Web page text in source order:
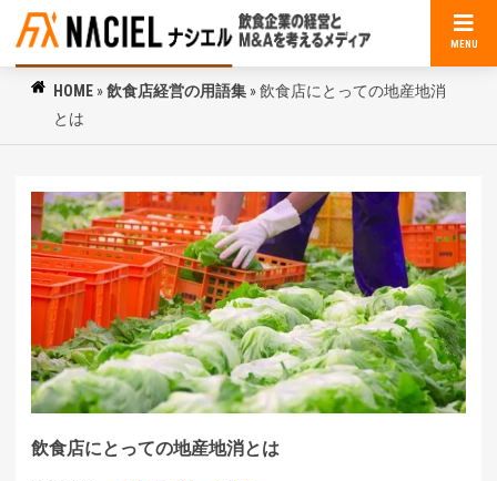
MENU
HOME »飲食店経営の用語集 »飲食店にとっての地産地消
とは
飲食店にとっての地産地消とは